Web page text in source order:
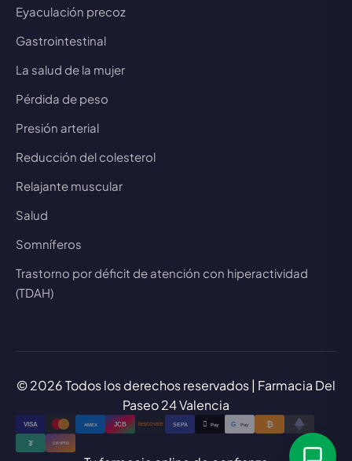
Eyaculación precoz
Gastrointestinal
La salud de la mujer
Pérdida de peso
Presión arterial
Reducción del colesterol
Relajante muscular
Salud
Somníferos
Trastorno por déficit de atención con hiperactividad
(TDAH)
© 2026 Todos los derechos reservados | Farmacia Del
Paseo 24 Valencia
VISA AMEX JCB DISCOVER SEPA  Pay G Pay ₿
₮ CRYPTO